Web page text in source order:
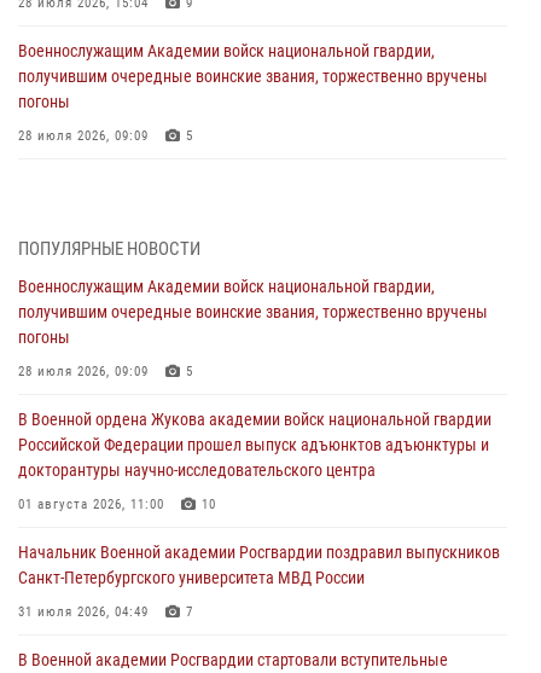
Военнослужащим Академии войск национальной гвардии,
получившим очередные воинские звания, торжественно вручены
погоны
28 июля 2026, 09:09 5
27 июля 2026, 14:49 7
Военная академия информирует!
23 июля 2026, 04:51
Курсант Военной академии войск национальной гвардии принял
22 июля 2026, 09:41
Мастер‑класс по стрельбе: точность, тактика, профессионализм
20 июля 2026, 11:17 8
108 лет со дня образования подразделений связи войск
ПОПУЛЯРНЫЕ НОВОСТИ
Военнослужащим Академии войск национальной гвардии,
получившим очередные воинские звания, торжественно вручены
погоны
28 июля 2026, 09:09 5
В Военной ордена Жукова академии войск национальной гвардии
Российской Федерации прошел выпуск адъюнктов адъюнктуры и
докторантуры научно-исследовательского центра
01 августа 2026, 11:00 10
Начальник Военной академии Росгвардии поздравил выпускников
Санкт-Петербургского университета МВД России
31 июля 2026, 04:49 7
В Военной академии Росгвардии стартовали вступительные